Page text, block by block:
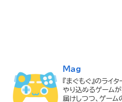
Mag
『まぐもぐ』のライ
やり込めるゲーム
届けしつつ、ゲーム